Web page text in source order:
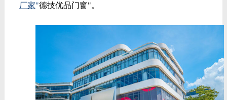
厂家"德技优品门窗"。